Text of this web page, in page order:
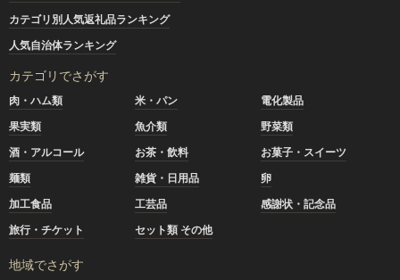
カテゴリ別人気返礼品ランキング
人気自治体ランキング
カテゴリでさがす
肉・ハム類 米・パン
電化製品
果実類
魚介類
野菜類
酒・アルコール
お茶・飲料
お菓子・スイーツ
麺類
雑貨・日用品
卵
加工食品
工芸品
感謝状・記念品
旅行・チケット
セット類 その他
地域でさがす